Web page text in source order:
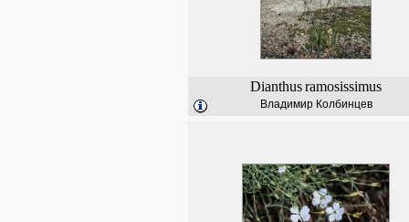
Dianthusramosissimus
Владимир Колбинцев